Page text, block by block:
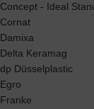
Concept - Ideal
Cornat
Damixa
Delta Keramag
dp Düsselplastic
Egro
Franke